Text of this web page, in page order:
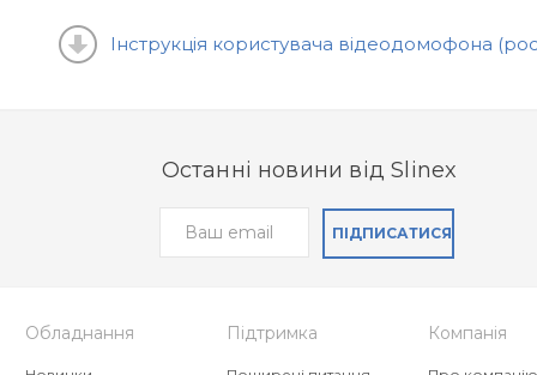
Інструкція користувача відеодомофона
Останні новини від Slinex
ПІДПИСАТИСЯ
Обладнання Підтримка Компанія